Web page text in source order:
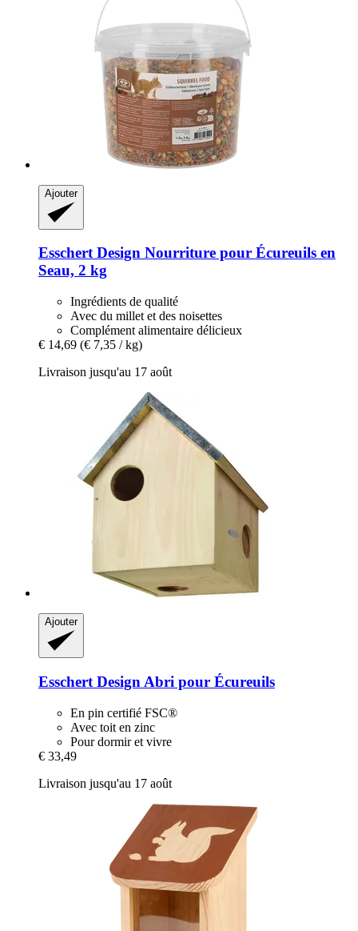
Ajouter
Esschert Design Nourriture pour Écureuils en
Seau, 2 kg
Ingrédients de qualité
Avec du millet et des noisettes
Complément alimentaire délicieux
€ 14,69 (€ 7,35 / kg)
Livraison jusqu'au 17 août
Ajouter
Esschert Design Abri pour Écureuils
En pin certifié FSC®
Avec toit en zinc
Pour dormir et vivre
€ 33,49
Livraison jusqu'au 17 août